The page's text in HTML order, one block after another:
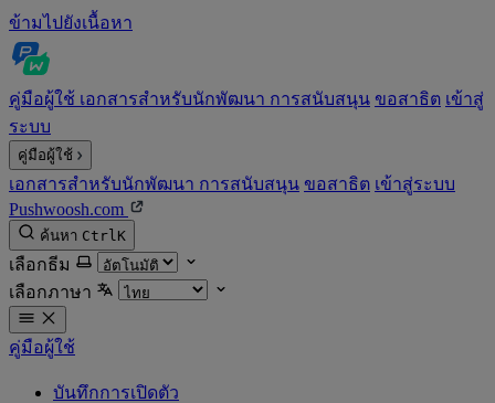
ข้ามไปยังเนื้อหา
คู่มือผู้ใช้ เอกสารสำหรับนักพัฒนา การสนับสนุน ขอสาธิต เข้าสู่
ระบบ
คู่มือผู้ใช้
เอกสารสำหรับนักพัฒนา การสนับสนุน ขอสาธิต เข้าสู่ระบบ
Pushwoosh.com
ค้นหา CtrlK
เลือกธีม
เลือกภาษา
คู่มือผู้ใช้
บันทึกการเปิดตัว